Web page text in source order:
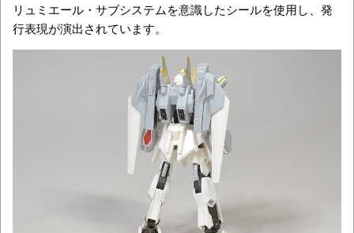
リュミエール・サブシステムを意識したシールを使用し、発
行表現が演出されています。